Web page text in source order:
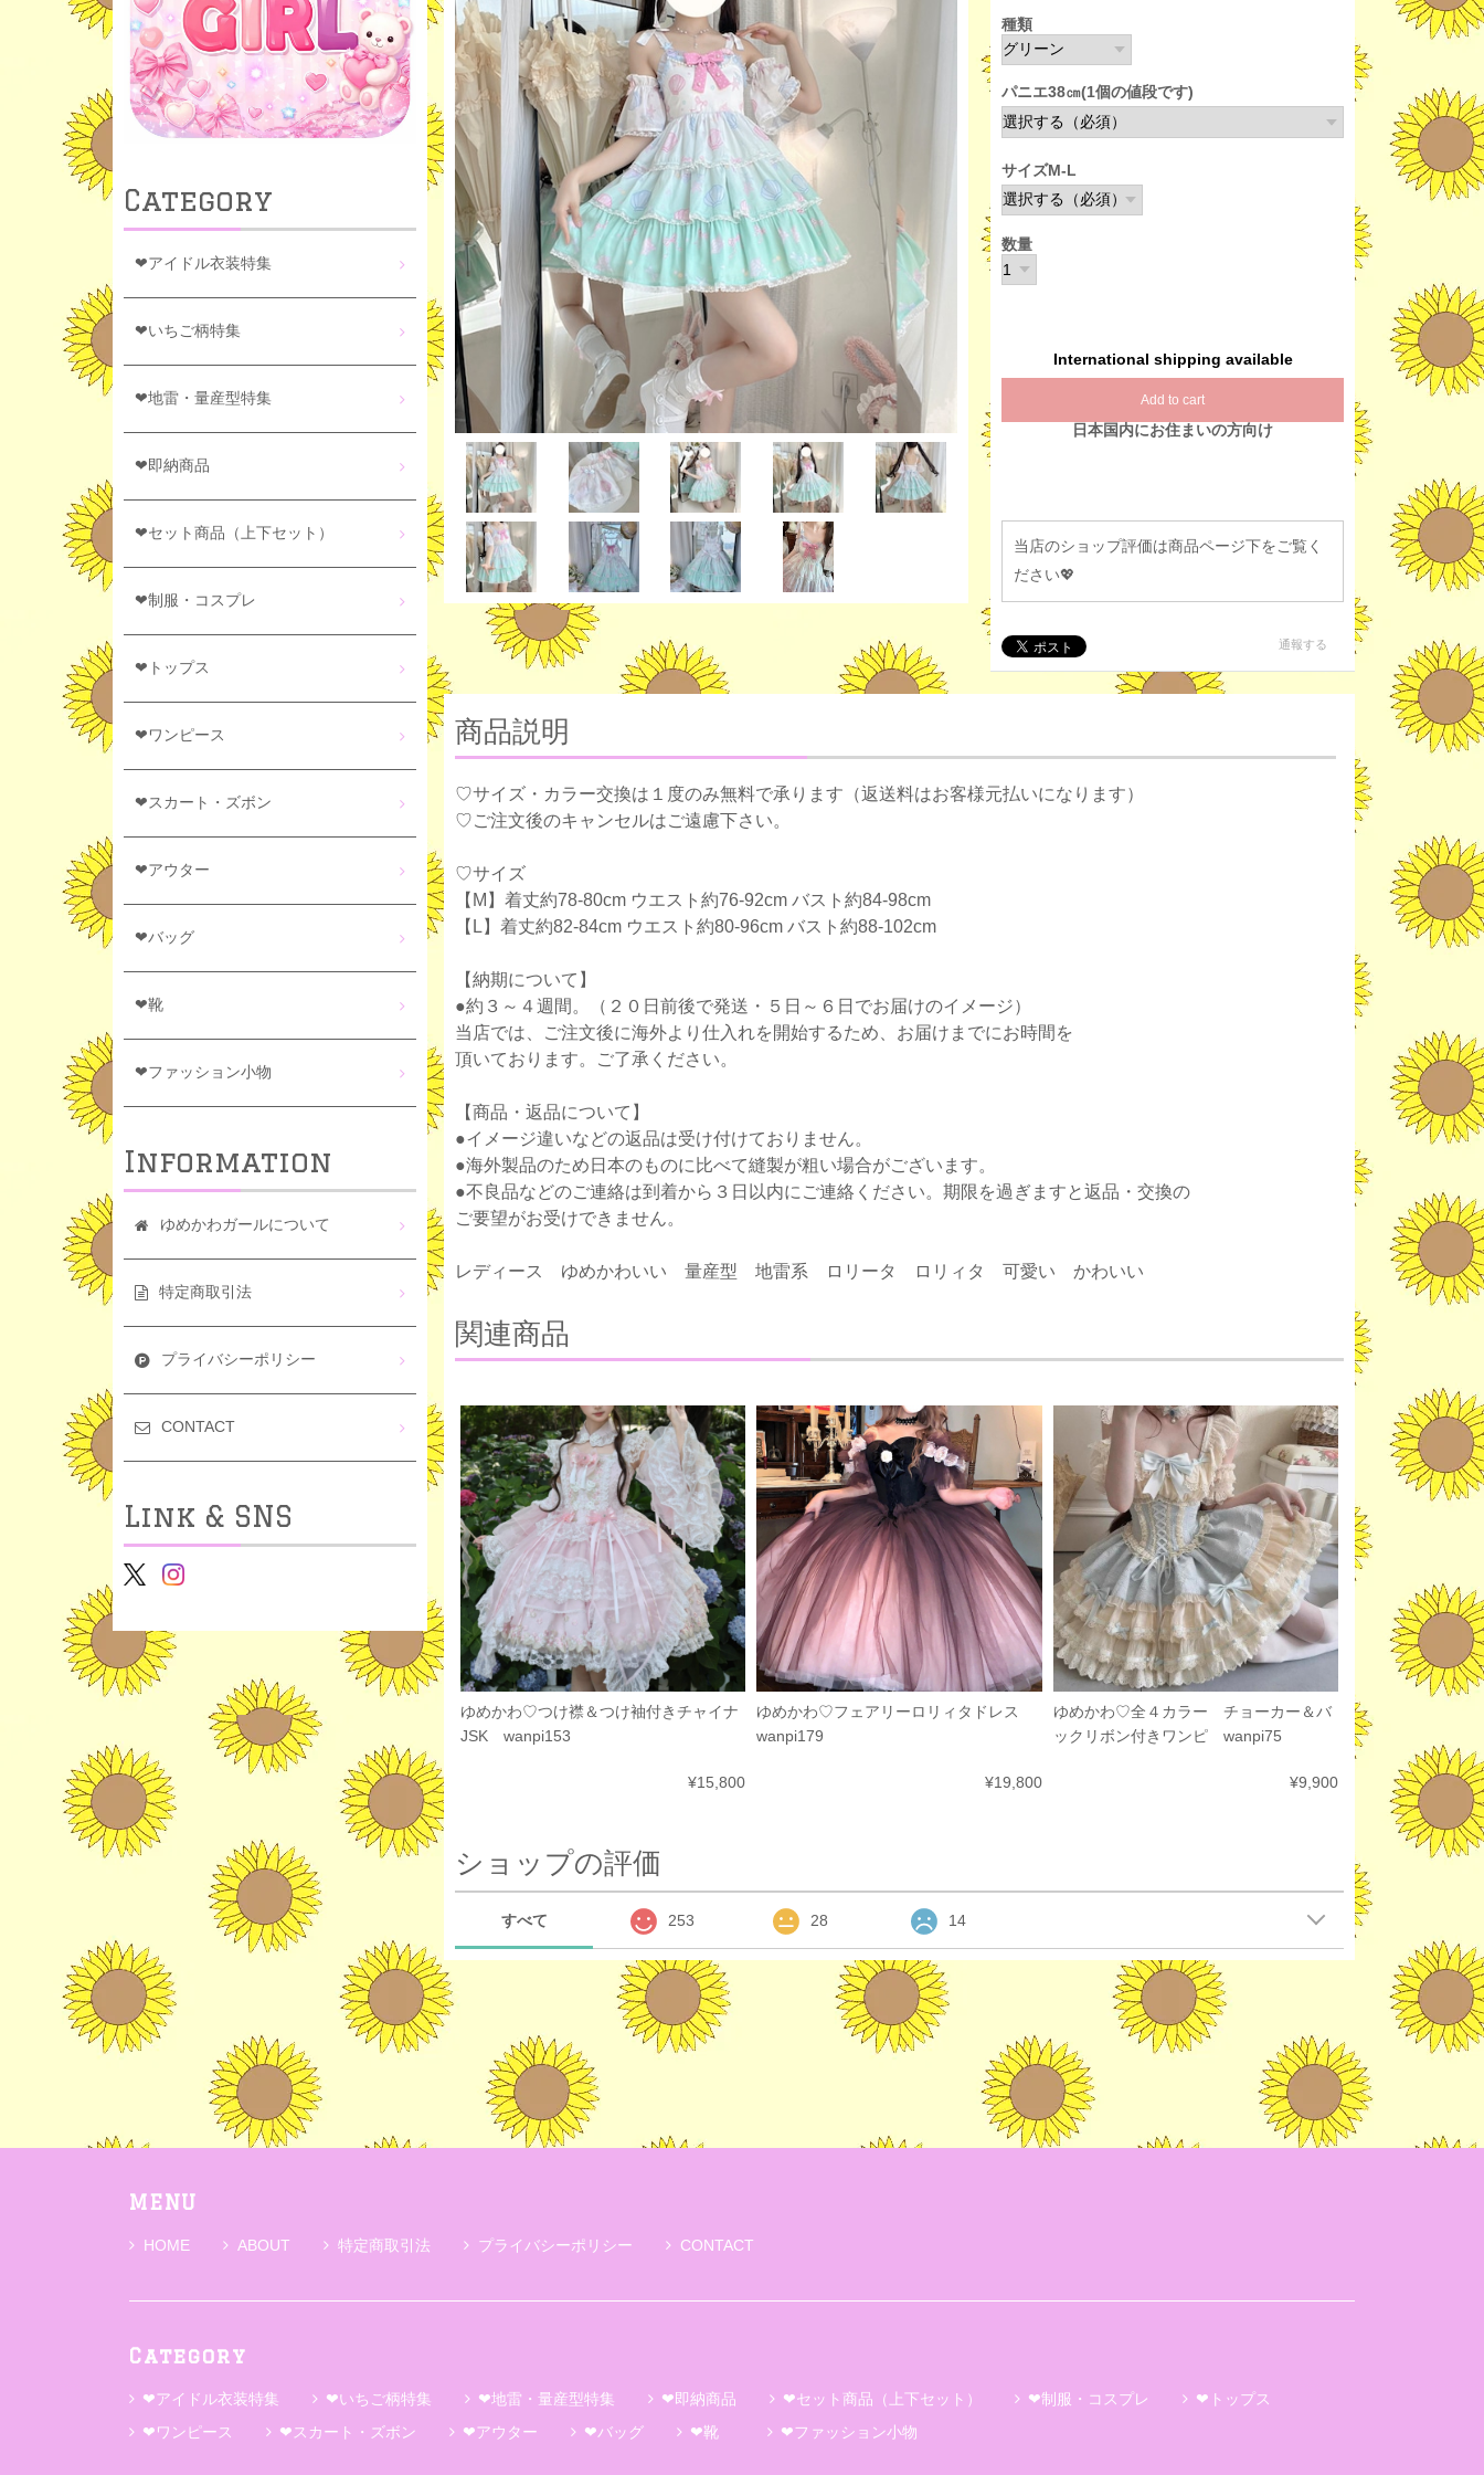
種類
パニエ38㎝(1個の値段です)
サイズM-L
数量
International shipping available
Add to cart
日本国内にお住まいの方向け
当店のショップ評価は商品ページ下をご覧く
ださい💖
通報する
商品説明
♡サイズ・カラー交換は１度のみ無料で承ります（返送料はお客様元払いになります）
♡ご注文後のキャンセルはご遠慮下さい。
♡サイズ
【M】着丈約78-80cm ウエスト約76-92cm バスト約84-98cm
【L】着丈約82-84cm ウエスト約80-96cm バスト約88-102cm
【納期について】
●約３～４週間。（２０日前後で発送・５日～６日でお届けのイメージ）
当店では、ご注文後に海外より仕入れを開始するため、お届けまでにお時間を
頂いております。ご了承ください。
【商品・返品について】
●イメージ違いなどの返品は受け付けておりません。
●海外製品のため日本のものに比べて縫製が粗い場合がございます。
●不良品などのご連絡は到着から３日以内にご連絡ください。期限を過ぎますと返品・交換の
ご要望がお受けできません。
レディース ゆめかわいい 量産型 地雷系 ロリータ ロリィタ 可愛い かわいい
関連商品
ゆめかわ♡つけ襟＆つけ袖付きチャイナ
JSK wanpi153
¥15,800
ゆめかわ♡フェアリーロリィタドレス
wanpi179
¥19,800
ゆめかわ♡全４カラー チョーカー＆バ
ックリボン付きワンピ wanpi75
¥9,900
ショップの評価
すべて 253 28 14
Category
❤アイドル衣装特集
❤いちご柄特集
❤地雷・量産型特集
❤即納商品
❤セット商品（上下セット）
❤制服・コスプレ
❤トップス
❤ワンピース
❤スカート・ズボン
❤アウター
❤バッグ
❤靴
❤ファッション小物
Information
ゆめかわガールについて
特定商取引法
プライバシーポリシー
CONTACT
Link & SNS
MENU
HOME ABOUT 特定商取引法 プライバシーポリシー CONTACT
Category
❤アイドル衣装特集 ❤いちご柄特集 ❤地雷・量産型特集 ❤即納商品 ❤セット商品（上下セット） ❤制服・コスプレ
❤トップス
❤ワンピース
❤スカート・ズボン ❤アウター ❤バッグ ❤靴 ❤ファッション小物